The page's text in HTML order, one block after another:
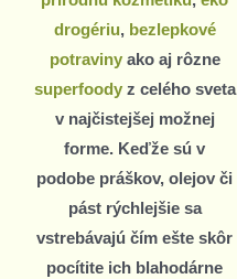
drogériu, bezlepkové
potravinyako aj rôzne
superfoodyz celého sveta
v najčistejšej možnej
forme. Keďže sú v
podobe práškov, olejov či
pást rýchlejšie sa
vstrebávajú čím ešte skôr
pocítite ich blahodárne